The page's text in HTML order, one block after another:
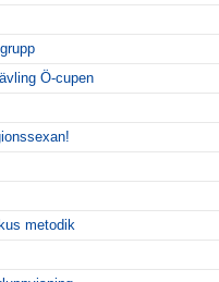
Ö-cupen
metodik